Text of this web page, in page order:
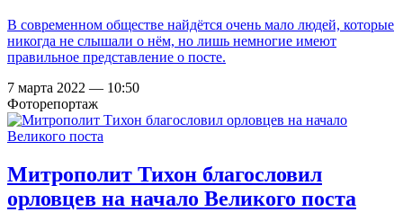
В современном обществе найдётся очень мало людей, которые
никогда не слышали о нём, но лишь немногие имеют
правильное представление о посте.
7 марта 2022 — 10:50
Фоторепортаж
Митрополит Тихон благословил
орловцев на начало Великого поста